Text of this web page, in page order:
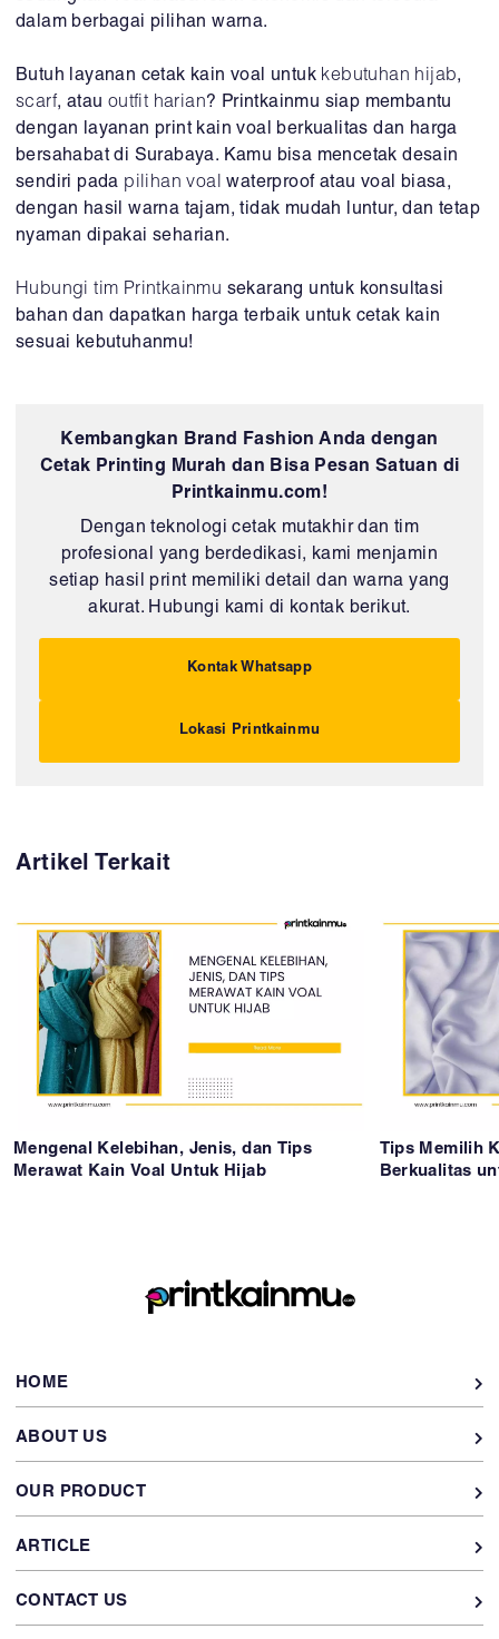
dalam berbagai pilihan warna.
Butuh layanan cetak kain voal untuk kebutuhan hijab,
scarf, atau outfit harian? Printkainmu siap membantu
dengan layanan print kain voal berkualitas dan harga
bersahabat di Surabaya. Kamu bisa mencetak desain
sendiri pada pilihan voal waterproof atau voal biasa,
dengan hasil warna tajam, tidak mudah luntur, dan tetap
nyaman dipakai seharian.
Hubungi tim Printkainmu sekarang untuk konsultasi
bahan dan dapatkan harga terbaik untuk cetak kain
sesuai kebutuhanmu!
Kembangkan Brand Fashion Anda dengan
Cetak Printing Murah dan Bisa Pesan Satuan di
Printkainmu.com!
Dengan teknologi cetak mutakhir dan tim
profesional yang berdedikasi, kami menjamin
setiap hasil print memiliki detail dan warna yang
akurat. Hubungi kami di kontak berikut.
Kontak Whatsapp
Lokasi Printkainmu
Artikel Terkait
Mengenal Kelebihan, Jenis, dan Tips
Merawat Kain Voal Untuk Hijab
Tips Memilih
Berkualitas
HOME
ABOUT US
OUR PRODUCT
ARTICLE
CONTACT US